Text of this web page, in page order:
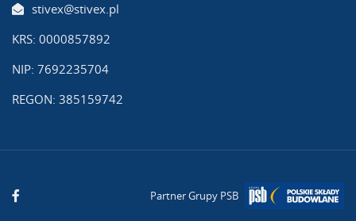
stivex@stivex.pl
KRS: 0000857892
NIP: 7692235704
REGON: 385159742
Partner Grupy PSB